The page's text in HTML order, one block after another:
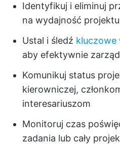
Identyfikuj i eliminuj
na wydajność projektu
Ustal i śledź kluczowe
aby efektywnie
Komunikuj status
kierowniczej,
interesariuszom
Monitoruj czas
zadania lub cały